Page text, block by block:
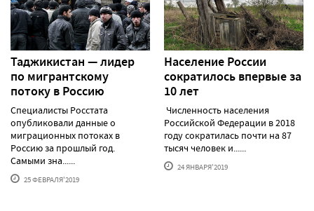
Таджикистан — лидер
по мигрантскому
потоку в Россию
Специалисты Росстата
опубликовали данные о
миграционных потоках в
Россию за прошлый год.
Самыми зна......
25 ФЕВРАЛЯ'2019
Население России
сократилось впервые за
10 лет
Численность населения
Российской Федерации в 2018
году сократилась почти на 87
тысяч человек и......
24 ЯНВАРЯ'2019